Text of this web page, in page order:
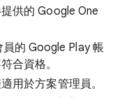
供的 Google One
員的 Google Play 帳
合資格。
用於方案管理員。